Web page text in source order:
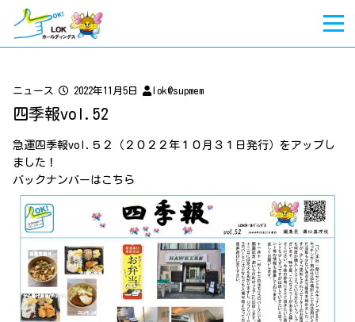
ニュース 2022年11月5日 lok@supmem
四季報vol.52
急運四季報vol.５２（２０２２年１０月３１日発行）をアップし
ました！
バックナンバーは こちら